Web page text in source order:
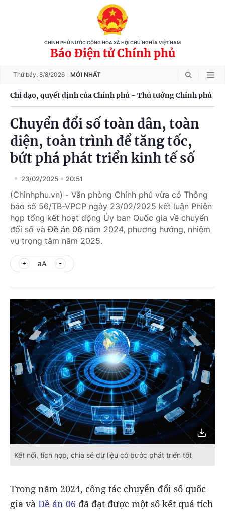
CHÍNH PHỦ NƯỚC CỘNG HÒA XÃ HỘI CHỦ NGHĨA VIỆT NAM
Báo Điện tử Chính phủ
Thứ bảy, 8/8/2026 MỚI NHẤT
Chỉ đạo, quyết định của Chính phủ - Thủ tướng Chính phủ
Chuyển đổi số toàn dân, toàn
diện, toàn trình để tăng tốc,
bứt phá phát triển kinh tế số
23/02/2025 20:51
(Chinhphu.vn) - Văn phòng Chính phủ vừa có Thông
báo số 56/TB-VPCP ngày 23/02/2025 kết luận Phiên
họp tổng kết hoạt động Ủy ban Quốc gia về chuyển
đổi số vàĐề án 06 năm 2024, phương hướng, nhiệm
vụ trọng tâm năm 2025.
aA
Kết nối, tích hợp, chia sẻ dữ liệu có bước phát triển tốt
Trong năm 2024, công tác chuyển đổi số quốc
gia và Đề án 06 đã đạt được một số kết quả tích